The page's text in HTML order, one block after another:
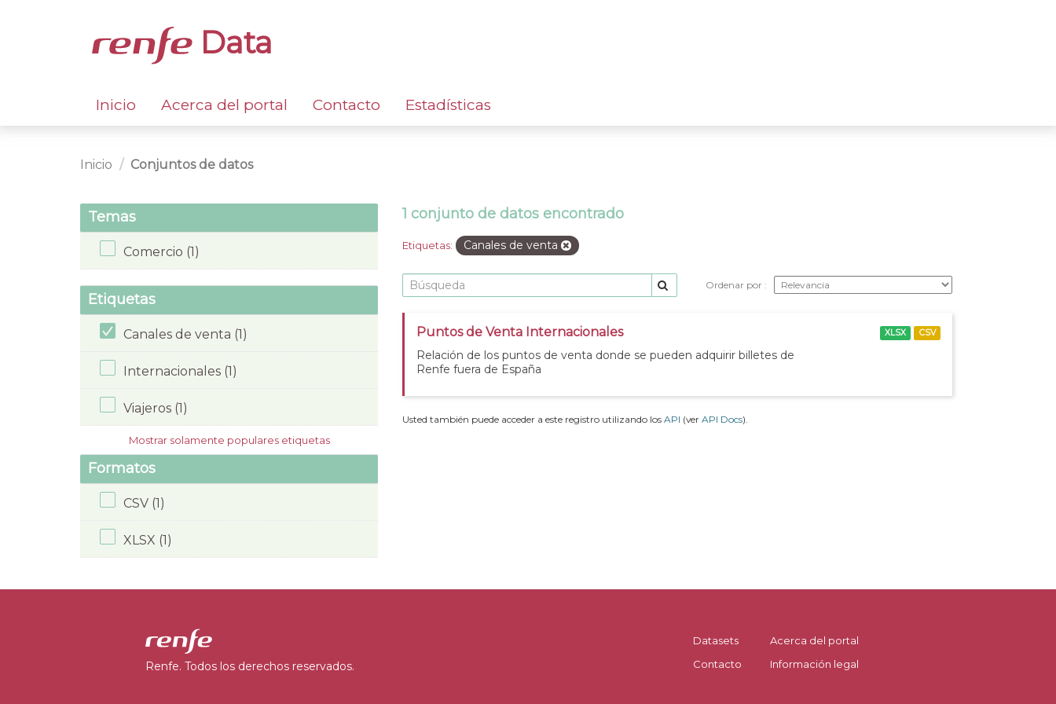
Data
Inicio Acerca del portal Contacto Estadísticas
Inicio Conjuntos de datos
Temas
Comercio (1)
Etiquetas
Canales de venta (1)
Internacionales (1)
Viajeros (1)
Mostrar solamente populares etiquetas
Formatos
CSV (1)
XLSX (1)
1 conjunto de datos encontrado
Etiquetas: Canales de venta
Ordenar por
Puntos de Venta Internacionales
Relación de los puntos de venta donde se pueden adquirir billetes de
Renfe fuera de España
XLSX CSV
Usted también puede acceder a este registro utilizando los API (ver API Docs).
Renfe. Todos los derechos reservados.
Datasets
Contacto
Acerca del portal
Información legal